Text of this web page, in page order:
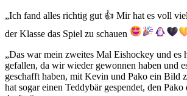
„Ich fand alles richtig gut 👍 Mir hat es voll
der Klasse das Spiel zu schauen
„Das war mein zweites Mal Eishockey und es
gefallen, da wir wieder gewonnen haben und
geschafft haben, mit Kevin und Pako ein Bild
hat sogar einen Teddybär gespendet, den